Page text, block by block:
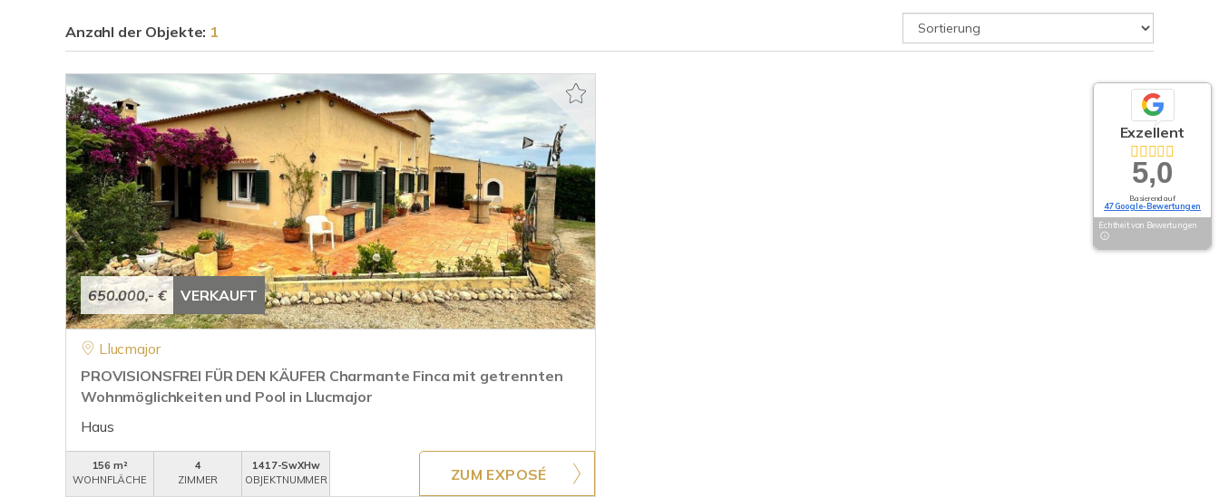
Anzahl der Objekte: 1
650.000,- € VERKAUFT
Llucmajor
PROVISIONSFREI FÜR DEN KÄUFER Charmante Finca mit getrennten
Wohnmöglichkeiten und Pool in Llucmajor
Haus
156 m²
WOHNFLÄCHE
4
ZIMMER
1417-SwXHw
OBJEKTNUMMER
ZUM EXPOSÉ
Exzellent
5,0
Basierend auf
47 Google-Bewertungen
Echtheit von Bewertungen